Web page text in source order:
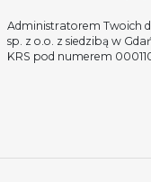
Administratorem Twoich
sp. z o.o. z siedzibą w
KRS pod numerem